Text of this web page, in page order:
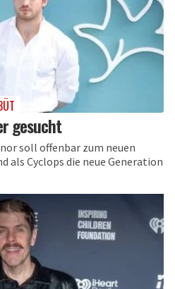
gesucht
soll offenbar zum neuen
als Cyclops die neue Generation